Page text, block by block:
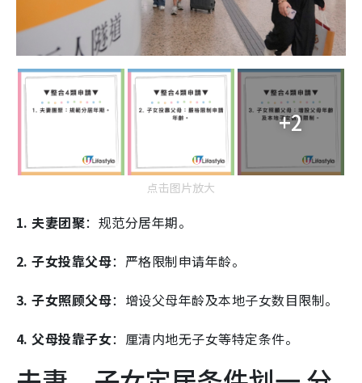
+2
点击图片放大
1. 夫妻团聚：规范分居年期。
2. 子女投靠父母：严格限制申请年龄。
3. 子女照顾父母：增设父母年龄及本地子女数目限制。
4. 父母投靠子女：厘清内地无子女等特定条件。